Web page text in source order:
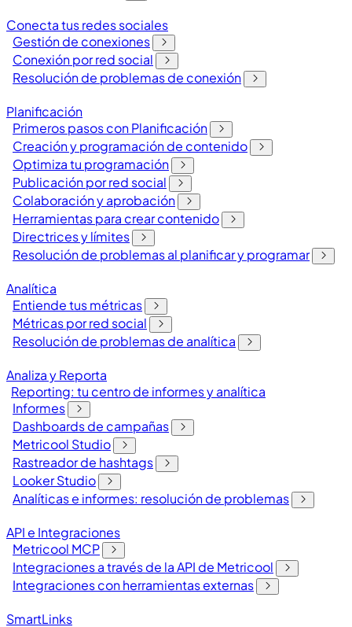
Conecta tus redes sociales
Gestión de conexiones
Conexión por red social
Resolución de problemas de conexión
Planificación
Primeros pasos con Planificación
Creación y programación de contenido
Optimiza tu programación
Publicación por red social
Colaboración y aprobación
Herramientas para crear contenido
Directrices y límites
Resolución de problemas al planificar y programar
Analítica
Entiende tus métricas
Métricas por red social
Resolución de problemas de analítica
Analiza y Reporta
Reporting: tu centro de informes y analítica
Informes
Dashboards de campañas
Metricool Studio
Rastreador de hashtags
Looker Studio
Analíticas e informes: resolución de problemas
API e Integraciones
Metricool MCP
Integraciones a través de la API de Metricool
Integraciones con herramientas externas
SmartLinks